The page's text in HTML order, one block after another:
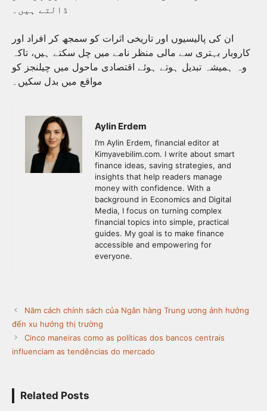
ڈالتے ہیں۔
ان کی پالیسیوں اور تاریخی اثرات کو سمجھ کر افراد اور
کاروبار بہتری سے مالی منظر نامے میں چل سکتے ہیں، تاکہ
وہ ہمیشہ تبدیل ہوتے ہوئے اقتصادی ماحول میں چیلنجز کو
مواقع میں بدل سکیں۔
Aylin Erdem
I’m Aylin Erdem, financial editor at
Kimyavebilim.com. I write about smart
finance ideas, saving strategies, and
insights that help readers manage
money with confidence. With a
background in Economics and Digital
Media, I focus on turning complex
financial topics into simple, practical
guides. My goal is to make finance
accessible and empowering for
everyone.
Năm cách chính sách của Ngân hàng Trung ương ảnh hưởng
đến xu hướng thị trường
Cinco maneiras como as políticas dos bancos centrais
influenciam as tendências do mercado
Related Posts